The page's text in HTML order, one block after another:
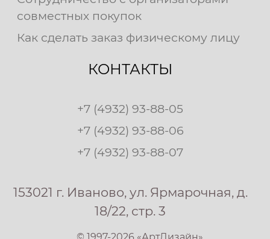
совместных покупок
Как сделать заказ физическому лицу
КОНТАКТЫ
+7 (4932) 93-88-05
+7 (4932) 93-88-06
+7 (4932) 93-88-07
153021 г. Иваново, ул. Ярмарочная, д.
18/22, стр. 3
© 1997-2026 «АртДизайн»